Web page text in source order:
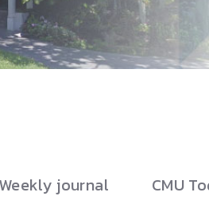
Weekly journal CMU